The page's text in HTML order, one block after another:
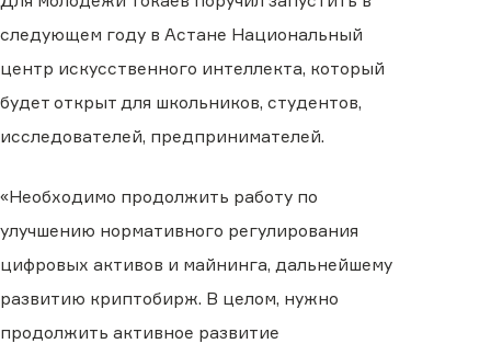
следующем году в Астане Национальный
центр искусственного интеллекта, который
будет открыт для школьников, студентов,
исследователей, предпринимателей.
«Необходимо продолжить работу по
улучшению нормативного регулирования
цифровых активов и майнинга, дальнейшему
развитию криптобирж. В целом, нужно
продолжить активное развитие